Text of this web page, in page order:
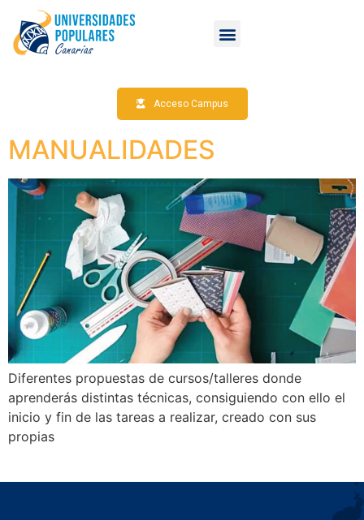
Acceso Campus
MANUALIDADES
Diferentes propuestas de cursos/talleres donde
aprenderás distintas técnicas, consiguiendo con ello el
inicio y fin de las tareas a realizar, creado con sus
propias